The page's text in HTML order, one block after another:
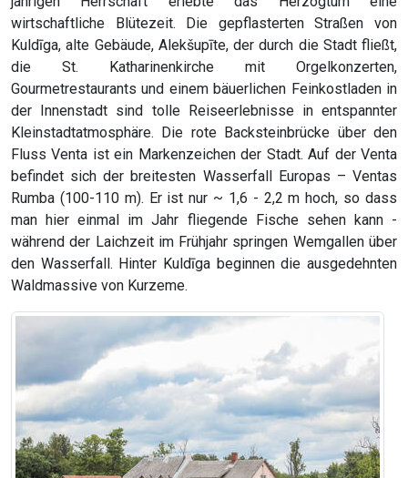
wirtschaftliche Blütezeit. Die gepflasterten Straßen von
Kuldīga, alte Gebäude, Alekšupīte, der durch die Stadt fließt,
die St. Katharinenkirche mit Orgelkonzerten,
Gourmetrestaurants und einem bäuerlichen Feinkostladen in
der Innenstadt sind tolle Reiseerlebnisse in entspannter
Kleinstadtatmosphäre. Die rote Backsteinbrücke über den
Fluss Venta ist ein Markenzeichen der Stadt. Auf der Venta
befindet sich der breitesten Wasserfall Europas – Ventas
Rumba (100-110 m). Er ist nur ~ 1,6 - 2,2 m hoch, so dass
man hier einmal im Jahr fliegende Fische sehen kann -
während der Laichzeit im Frühjahr springen Wemgallen über
den Wasserfall. Hinter Kuldīga beginnen die ausgedehnten
Waldmassive von Kurzeme.